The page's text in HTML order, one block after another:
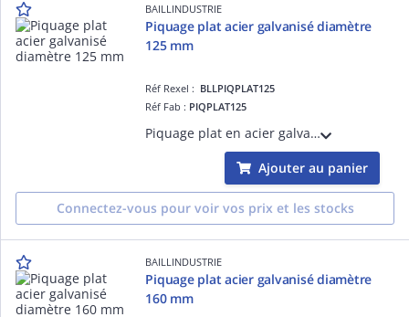
BAILLINDUSTRIE
Piquage plat acier galvanisé diamètre
125 mm
Réf Rexel : BLLPIQPLAT125
Réf Fab : PIQPLAT125
Piquage plat en acier galvanise diamètre 125 mm
Ajouter au panier
Connectez-vous pour voir vos prix et les stocks
BAILLINDUSTRIE
Piquage plat acier galvanisé diamètre
160 mm